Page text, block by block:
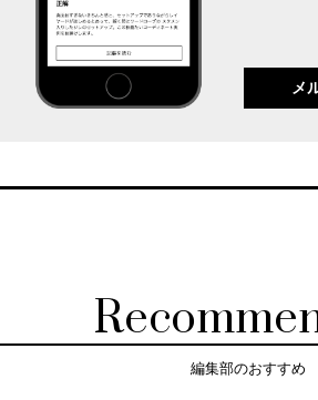
メ
編集部のおすすめ